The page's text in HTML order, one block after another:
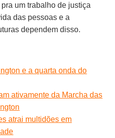
um trabalho de justiça
das pessoas e a
dependem disso.
e a quarta onda do
ativamente da Marcha das
atrai multidões em